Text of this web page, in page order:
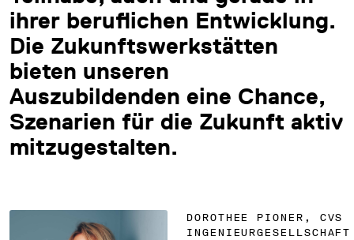
ihrer beruflichen Entwicklung.
Die Zukunftswerkstätten
bieten unseren
Auszubildenden eine Chance,
Szenarien für die Zukunft aktiv
mitzugestalten.
DOROTHEE PIONER, CVS
INGENIEURGESELLSCHAFT